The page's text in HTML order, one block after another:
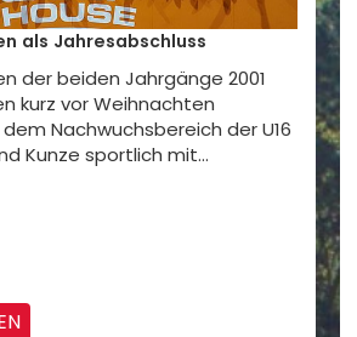
als Jahresabschluss
der beiden Jahrgänge 2001
kurz vor Weihnachten
dem Nachwuchsbereich der U16
Kunze sportlich mit…